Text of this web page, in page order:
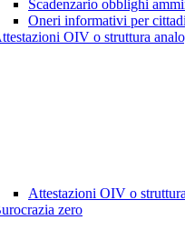
Scadenzario obblighi
Oneri informativi per
OIV o struttura
Attestazioni OIV o
zero